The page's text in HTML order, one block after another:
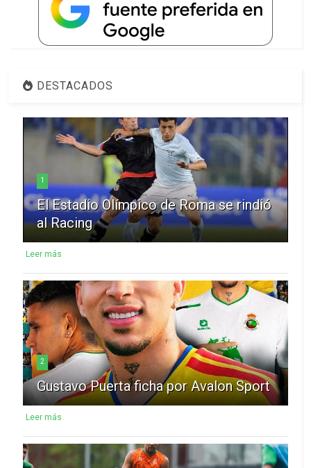
DESTACADOS
1
El Estadio Olímpico de Roma se rindió
al Racing
Leer más
2
Gustavo Puerta ficha por Avalon Sport
Leer más